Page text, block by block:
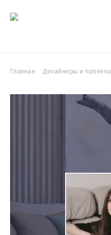
Главная Дизайнеры и проекты